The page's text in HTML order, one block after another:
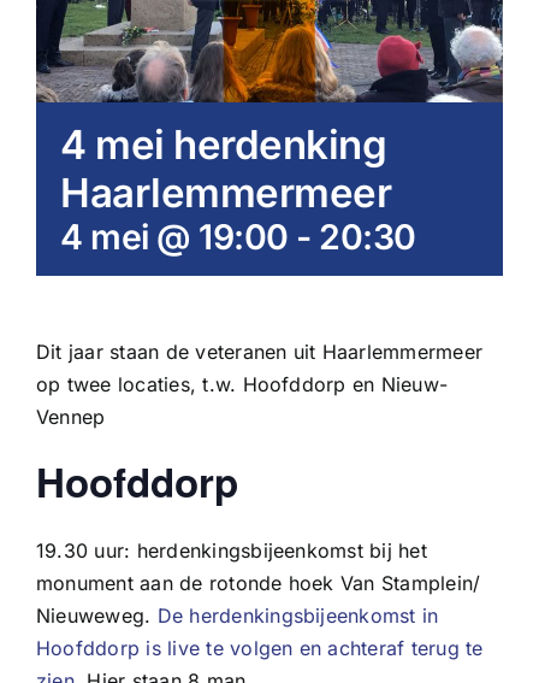
4 mei herdenking
Haarlemmermeer
4 mei @ 19:00 - 20:30
Dit jaar staan de veteranen uit Haarlemmermeer
op twee locaties, t.w. Hoofddorp en Nieuw-
Vennep
Hoofddorp
19.30 uur: herdenkingsbijeenkomst bij het
monument aan de rotonde hoek Van Stamplein/
Nieuweweg. De herdenkingsbijeenkomst in
Hoofddorp is live te volgen en achteraf terug te